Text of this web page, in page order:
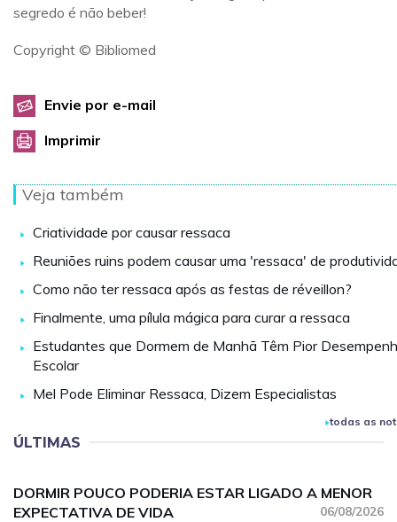
segredo é não beber!
Copyright © Bibliomed
Envie por e-mail
Imprimir
Veja também
Criatividade por causar ressaca
Reuniões ruins podem causar uma 'ressaca' de
Como não ter ressaca após as festas de réveillon?
Finalmente, uma pílula mágica para curar a ressaca
Estudantes que Dormem de Manhã Têm Pior
Escolar
Mel Pode Eliminar Ressaca, Dizem Especialistas
todas as
ÚLTIMAS
DORMIR POUCO PODERIA ESTAR LIGADO A MENOR
EXPECTATIVA DE VIDA
06/08/2026